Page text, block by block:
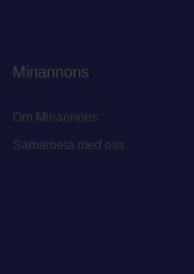
Minannons
Om Minannons
Samarbeta med oss